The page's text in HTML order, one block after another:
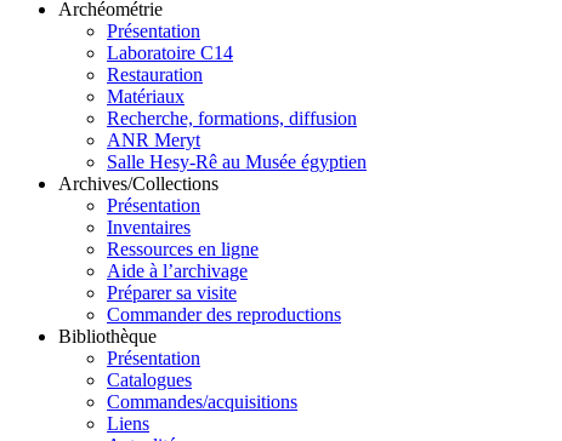
Archéométrie
Présentation
Laboratoire C14
Restauration
Matériaux
Recherche, formations, diffusion
ANR Meryt
Salle Hesy-Rê au Musée égyptien
Archives/Collections
Présentation
Inventaires
Ressources en ligne
Aide à l’archivage
Préparer sa visite
Commander des reproductions
Bibliothèque
Présentation
Catalogues
Commandes/acquisitions
Liens